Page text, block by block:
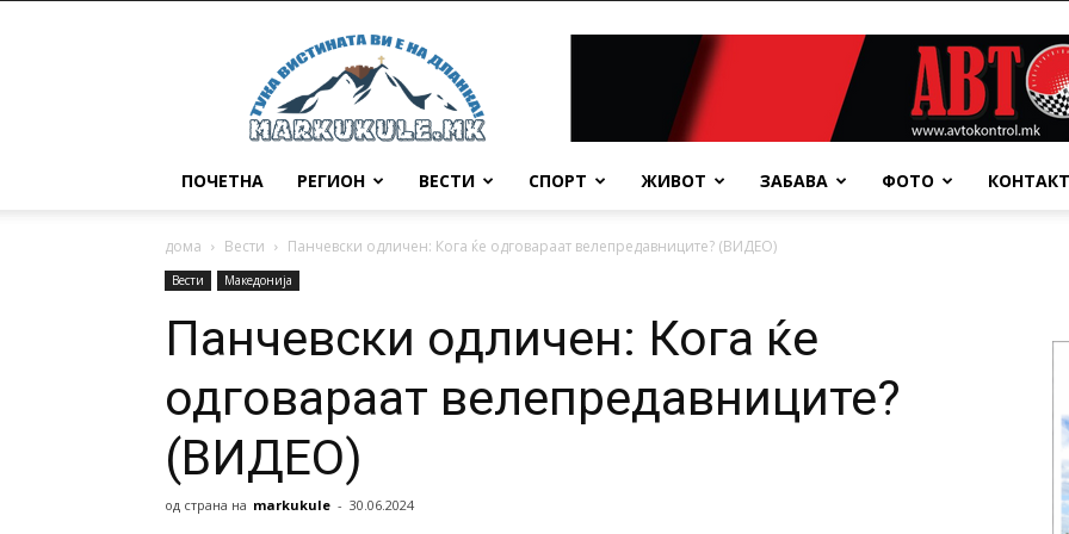
Маркукуле
ПОЧЕТНА РЕГИОН ВЕСТИ СПОРТ ЖИВОТ ЗАБАВА ФОТО КОНТАКТ
дома Вести Панчевски одличен: Кога ќе одговараат велепредавниците? (ВИДЕО)
Вести Македонија
Панчевски одличен: Кога ќе
одговараат велепредавниците?
(ВИДЕО)
од страна на markukule - 30.06.2024